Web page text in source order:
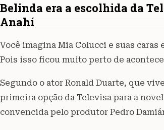
Belinda era a escolhida da
Anahí
Você imagina Mia Colucci e suas
Pois isso ficou muito perto de
Segundo o ator Ronald Duarte, que
primeira opção da Televisa para a
convencida pelo produtor Pedro